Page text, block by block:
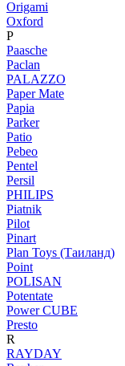
Origami
Oxford
P
Paasche
Paclan
PALAZZO
Paper Mate
Papia
Parker
Patio
Pebeo
Pentel
Persil
PHILIPS
Piatnik
Pilot
Pinart
Plan Toys (Таиланд)
Point
POLISAN
Potentate
Power CUBE
Presto
R
RAYDAY